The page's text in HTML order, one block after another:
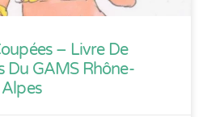
– Livre De
Du GAMS Rhône-
Alpes